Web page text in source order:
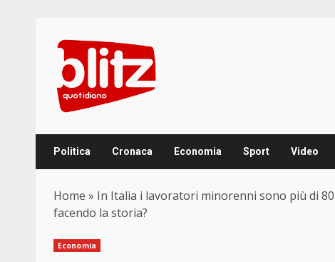
content
Politica Cronaca Economia Sport Video
Home » In Italia i lavoratori minorenni sono più di
facendo la storia?
Economia